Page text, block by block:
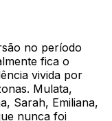
no período
fica o
vivida por
Mulata,
Sarah, Emiliana,
nunca foi